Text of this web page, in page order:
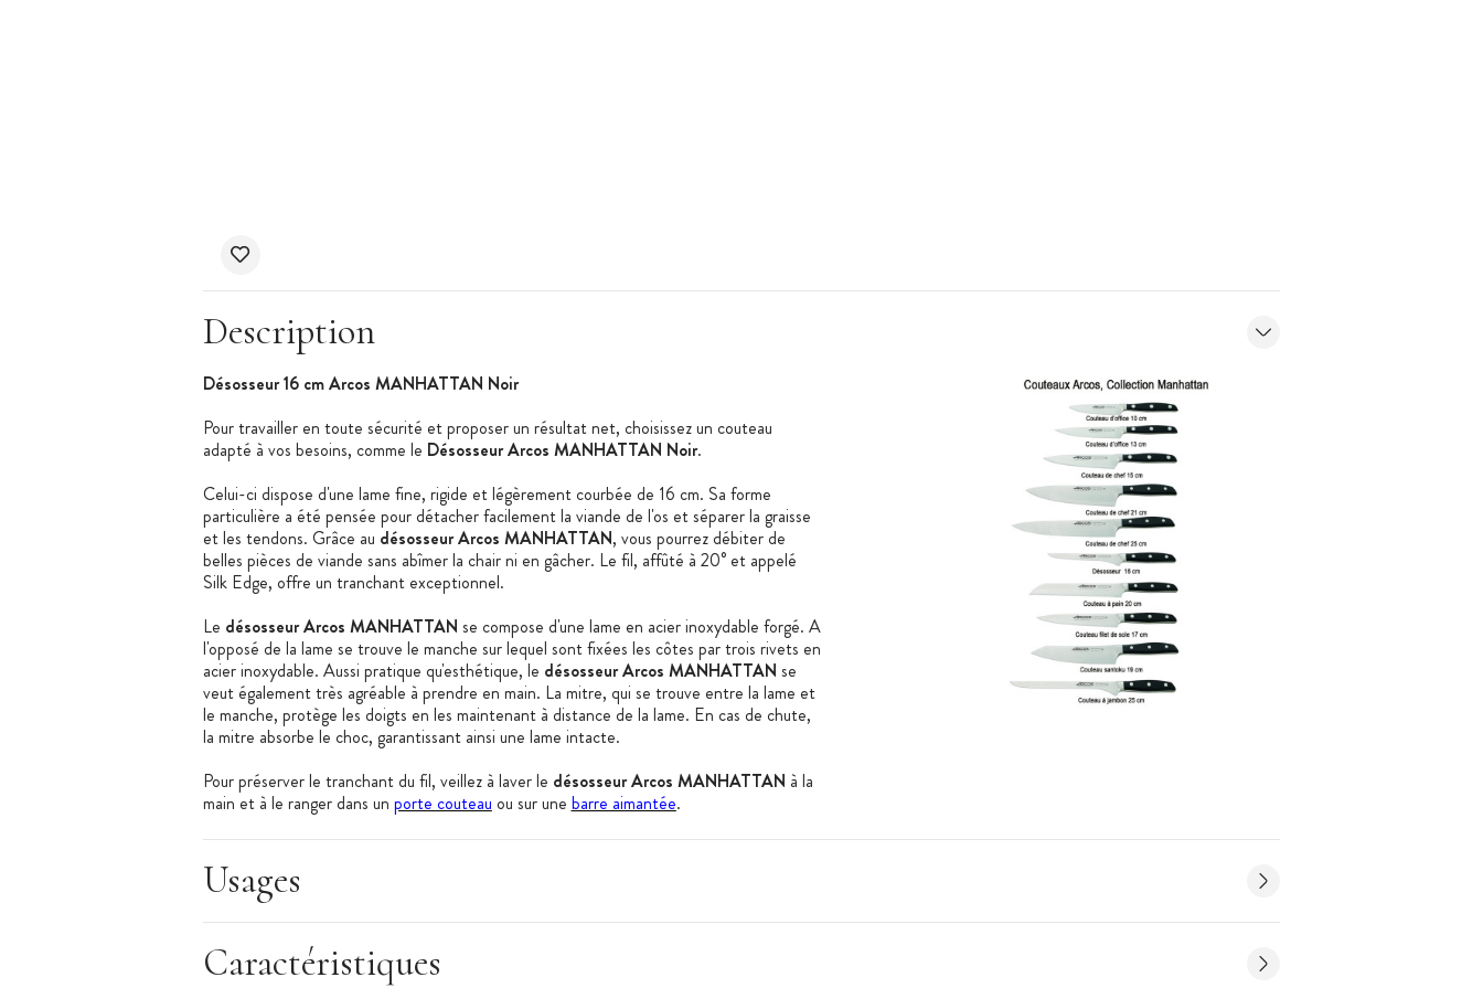
Description
Désosseur 16 cm Arcos MANHATTAN Noir
Pour travailler en toute sécurité et proposer un résultat net, choisissez un couteau
adapté à vos besoins, comme le Désosseur Arcos MANHATTAN Noir.
Celui-ci dispose d'une lame fine, rigide et légèrement courbée de 16 cm. Sa forme
particulière a été pensée pour détacher facilement la viande de l'os et séparer la graisse
et les tendons. Grâce au désosseur Arcos MANHATTAN, vous pourrez débiter de
belles pièces de viande sans abîmer la chair ni en gâcher. Le fil, affûté à 20° et appelé
Silk Edge, offre un tranchant exceptionnel.
Le désosseur Arcos MANHATTAN se compose d'une lame en acier inoxydable forgé. A
l'opposé de la lame se trouve le manche sur lequel sont fixées les côtes par trois rivets en
acier inoxydable. Aussi pratique qu'esthétique, le désosseurArcos MANHATTAN se
veut également très agréable à prendre en main. La mitre, qui se trouve entre la lame et
le manche, protège les doigts en les maintenant à distance de la lame. En cas de chute,
la mitre absorbe le choc, garantissant ainsi une lame intacte.
Pour préserver le tranchant du fil, veillez à laver le désosseur Arcos MANHATTAN à la
main et à le ranger dans un porte couteau ou sur une barre aimantée.
Les + produits :
Lame forgé
Usages
Caractéristiques